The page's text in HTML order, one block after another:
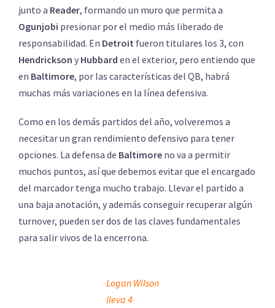
junto a Reader, formando un muro que permita a
Ogunjobi presionar por el medio más liberado de
responsabilidad. En Detroit fueron titulares los 3, con
Hendrickson y Hubbard en el exterior, pero entiendo que
en Baltimore, por las características del QB, habrá
muchas más variaciones en la línea defensiva.
Como en los demás partidos del año, volveremos a
necesitar un gran rendimiento defensivo para tener
opciones. La defensa de Baltimore no va a permitir
muchos puntos, así que debemos evitar que el encargado
del marcador tenga mucho trabajo. Llevar el partido a
una baja anotación, y además conseguir recuperar algún
turnover, pueden ser dos de las claves fundamentales
para salir vivos de la encerrona.
Logan Wilson
lleva 4